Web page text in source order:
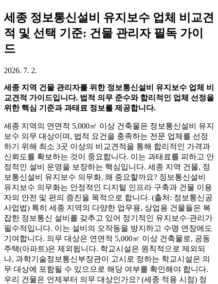
세종 정보통신설비 유지보수 업체 비교견
적 및 선택 기준: 건물 관리자 필독 가이
드
2026. 7. 2.
세종 지역 건물 관리자를 위한 정보통신설비 유지보수 업체 비
교견적 가이드입니다. 법적 의무 준수와 합리적인 업체 선정을
위한 핵심 기준과 과태료 정보를 제공합니다.
세종 지역의 연면적 5,000㎡ 이상 건축물은 정보통신설비 유지
보수 의무 대상이며, 법적 요건을 충족하는 전문 업체를 선정
하기 위해 최소 3곳 이상의 비교견적을 통해 합리적인 가격과
신뢰도를 확보하는 것이 중요합니다. 이는 과태료를 피하고 안
정적인 설비 운영을 보장하는 핵심입니다. 세종 지역 건물, 정
보통신설비 유지보수 의무화, 왜 중요할까요? 정보통신설비
유지보수 의무화는 안정적인 디지털 인프라 구축과 건물 이용
자의 안전 및 편의 증진을 목적으로 합니다. (출처: 정보통신공
사업법) 특히 세종 지역의 다양한 업무용, 상업용 건물들은 복
잡한 정보통신 설비를 갖추고 있어 정기적인 유지보수·관리가
필수적입니다. 이는 설비의 오작동을 방지하고 수명 연장에도
기여합니다. 의무 대상은 연면적 5,000㎡ 이상 건축물로, 공동
주택(아파트)은 제외됩니다. 학교시설은 원칙적으로 제외되
나, 과학기술정보통신부장관이 고시로 정하는 학교시설은 의
무 대상에 포함될 수 있으므로 해당 여부를 확인해야 합니다.
우리 건물은 언제부터 의무 대상인가요? (세종 적용 시점) 정